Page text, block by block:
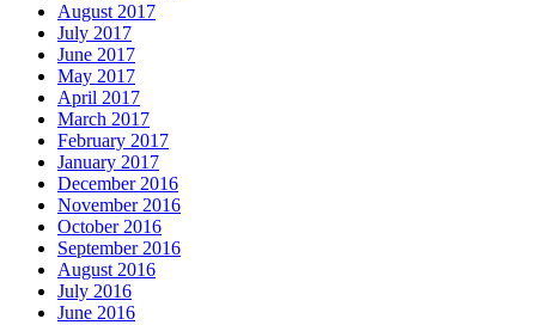
August 2017
July 2017
June 2017
May 2017
April 2017
March 2017
February 2017
January 2017
December 2016
November 2016
October 2016
September 2016
August 2016
July 2016
June 2016